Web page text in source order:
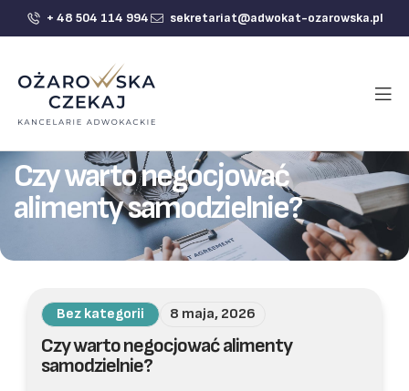
+ 48 504 114 994 sekretariat@adwokat-ozarowska.pl
Czy warto negocjować
alimenty samodzielnie?
Bez kategorii 8 maja, 2026
Czy warto negocjować alimenty
samodzielnie?